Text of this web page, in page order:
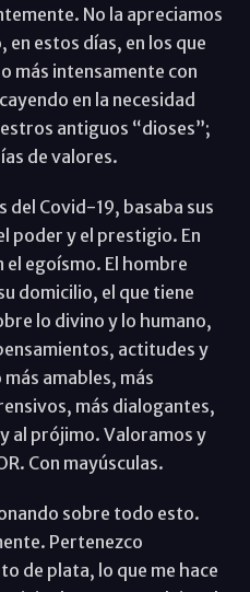
No la apreciamos
en estos días, en los que
más intensamente con
en la necesidad
antiguos “dioses”;
de valores.
del Covid-19, basaba sus
poder y el prestigio. En
el egoísmo. El hombre
domicilio, el que tiene
lo divino y lo humano,
actitudes y
amables, más
más dialogantes,
al prójimo. Valoramos y
Con mayúsculas.
sobre todo esto.
Pertenezco
de plata, lo que me hace